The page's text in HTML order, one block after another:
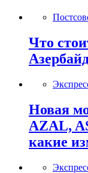
Что
Новая
AZAL,
какие